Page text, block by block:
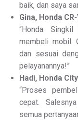
baik, dan saya
Gina, Honda
“Honda
membeli mobil.
dan sesuai
pelayanannya!”
Hadi, Honda City
“Proses
cepat.
semua